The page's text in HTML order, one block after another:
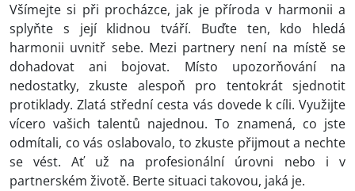
Všímejte si při procházce, jak je příroda v harmonii a
splyňte s její klidnou tváří. Buďte ten, kdo hledá
harmonii uvnitř sebe. Mezi partnery není na místě se
dohadovat ani bojovat. Místo upozorňování na
nedostatky, zkuste alespoň pro tentokrát sjednotit
protiklady. Zlatá střední cesta vás dovede k cíli. Využijte
vícero vašich talentů najednou. To znamená, co jste
odmítali, co vás oslabovalo, to zkuste přijmout a nechte
se vést. Ať už na profesionální úrovni nebo i v
partnerském životě. Berte situaci takovou, jaká je.